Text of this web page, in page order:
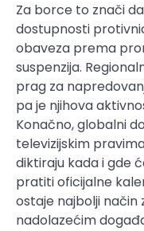
Za borce to znači
dostupnosti
obaveza prema
suspenzija.
prag za
pa je njihova
Konačno, globalni
televizijskim
diktiraju kada i gde
pratiti oficijalne
ostaje najbolji
nadolazećim